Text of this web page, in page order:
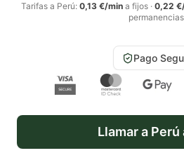
Tarifas a Perú: 0,13 €/mina fijos· 0,22
Pago
Llamar a Perú